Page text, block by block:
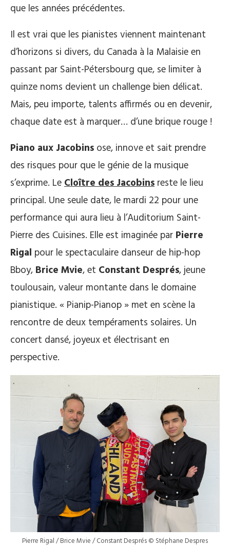
que les années précédentes.
Il est vrai que les pianistes viennent maintenant
d’horizons si divers, du Canada à la Malaisie en
passant par Saint-Pétersbourg que, se limiter à
quinze noms devient un challenge bien délicat.
Mais, peu importe, talents affirmés ou en devenir,
chaque date est à marquer… d’une brique rouge !
Piano aux Jacobins ose, innove et sait prendre
des risques pour que le génie de la musique
s’exprime. LeCloître des Jacobins reste le lieu
principal. Une seule date, le mardi 22 pour une
performance qui aura lieu à l’Auditorium Saint-
Pierre des Cuisines. Elle est imaginée par Pierre
Rigal pour le spectaculaire danseur de hip-hop
Bboy, Brice Mvie, et Constant Després, jeune
toulousain, valeur montante dans le domaine
pianistique. « Pianip-Pianop » met en scène la
rencontre de deux tempéraments solaires. Un
concert dansé, joyeux et électrisant en
perspective.
Pierre Rigal / Brice Mvie / Constant Després © Stéphane Despres